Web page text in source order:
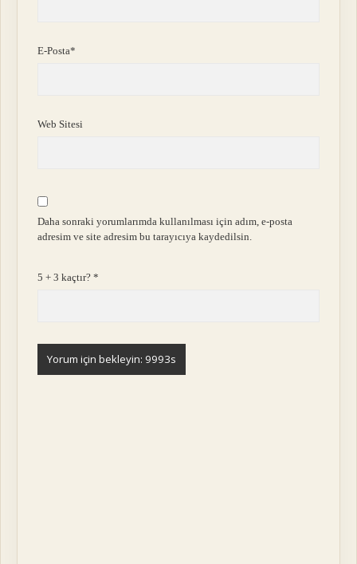
E-Posta*
Web Sitesi
Daha sonraki yorumlarımda kullanılması için adım, e-posta
adresim ve site adresim bu tarayıcıya kaydedilsin.
5 + 3 kaçtır?*